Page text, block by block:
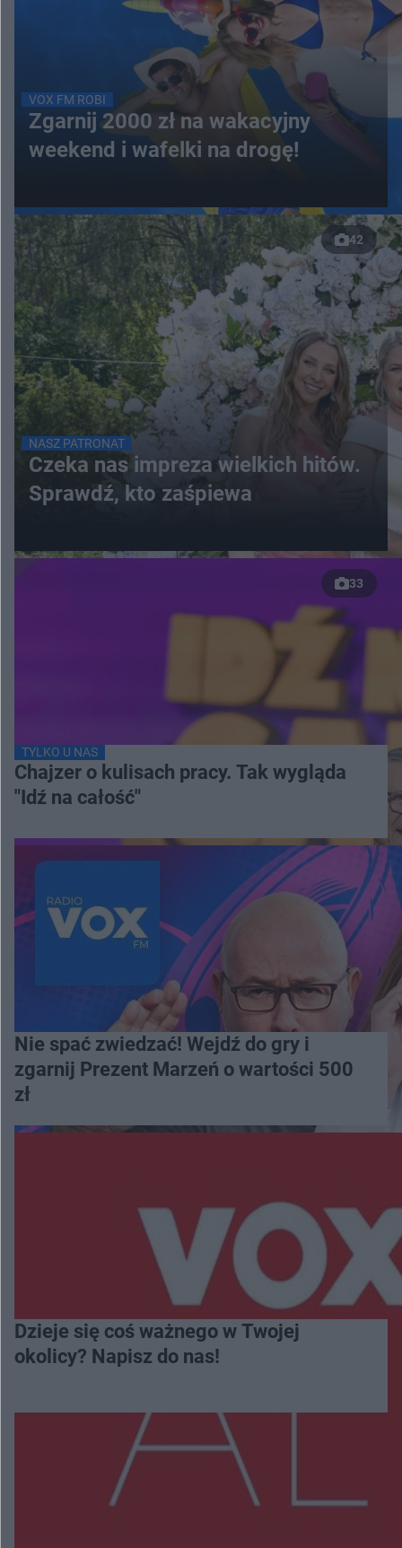
VOX FM ROBI
Zgarnij 2000 zł na wakacyjny
weekend i wafelki na drogę!
42
NASZ PATRONAT
Czeka nas impreza wielkich hitów.
Sprawdź, kto zaśpiewa
33
TYLKO U NAS
Chajzer o kulisach pracy. Tak wygląda
"Idź na całość"
Nie spać zwiedzać! Wejdź do gry i
zgarnij Prezent Marzeń o wartości 500
zł
Dzieje się coś ważnego w Twojej
okolicy? Napisz do nas!
Więcej